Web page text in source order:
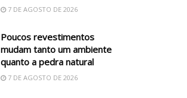
7 DE AGOSTO DE 2026
Poucos revestimentos
mudam tanto um ambiente
quanto a pedra natural
7 DE AGOSTO DE 2026